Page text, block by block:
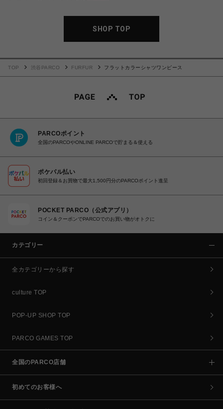
SHOP TOP
TOP 渋谷PARCO FURFUR フラットカラーシャツワンピース
PARCOポイント
全国のPARCOやONLINE PARCOで貯まる＆使える
ポケパル払い
初回登録＆お買物で最大1,500円分のPARCOポイント進呈
POCKET PARCO（公式アプリ）
コイン＆クーポンでPARCOでのお買い物がオトクに
カテゴリー
全カテゴリーから探す
culture TOP
POP-UP SHOP TOP
PARCO GAMES TOP
全国のPARCO店舗
初めてのお客様へ